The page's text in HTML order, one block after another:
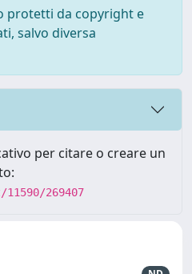
protetti da copyright e
salvo diversa
per citare o creare un
269407